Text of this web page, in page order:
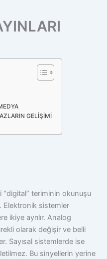
GELİŞİMİ
“digital” teriminin okunuşu
Elektronik sistemler
ikiye ayrılır. Analog
olarak değişir ve belli
Sayısal sistemlerde ise
Bu sinyellerin yerine